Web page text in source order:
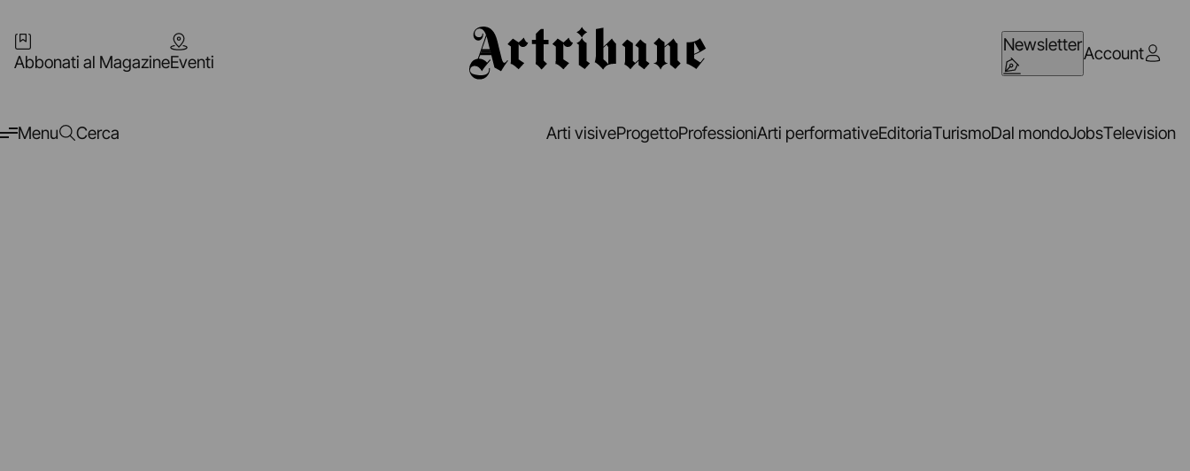
Abbonati al MagazineEventi
NewsletterAccount
Menu Cerca Arti visiveProgettoProfessioniArti performativeEditoriaTurismoDal mondoJobsTelevision